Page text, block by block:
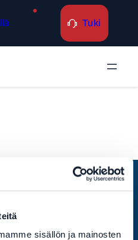
sisällön ja mainosten
Tuki